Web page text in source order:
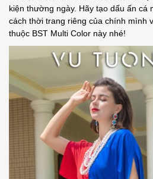
kiện thường ngày. Hãy tạo dấu ấn cá
cách thời trang riêng của chính mình
thuộc BST Multi Color này nhé!